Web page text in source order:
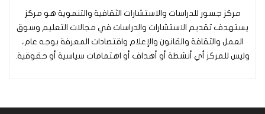
مركز جسور للدراسات والاستشارات الثقافية والتنموية هو مركز
يستهدف تقديم الاستشارات والدراسات في مجالات التعليم وسوق
العمل والثقافة والقانون والإعلام واقتصادات المعرفة بوجه عام،
وليس للمركز أي أنشطة أو أهداف أو اهتمامات سياسية أو حقوقية.